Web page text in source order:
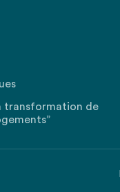
transformation de